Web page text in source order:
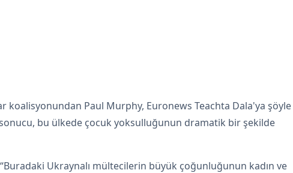
koalisyonundan Paul Murphy, Euronews Teachta Dala'ya şöyle
bu ülkede çocuk yoksulluğunun dramatik bir şekilde
Ukraynalı mültecilerin büyük çoğunluğunun kadın ve